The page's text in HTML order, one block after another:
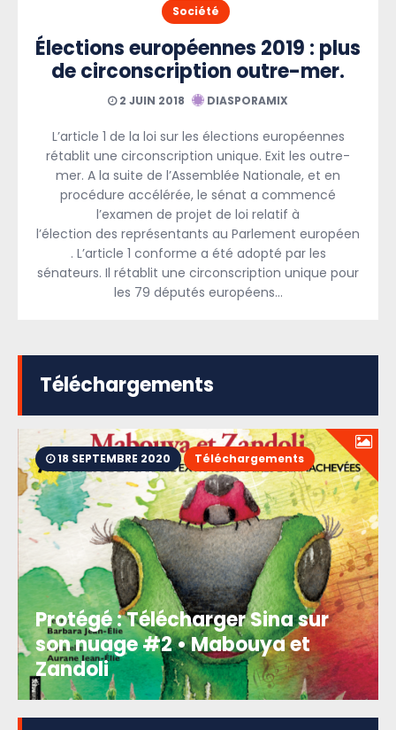
Société
Élections européennes 2019 : plus
de circonscription outre-mer.
2 JUIN 2018 DIASPORAMIX
L’article 1 de la loi sur les élections européennes
rétablit une circonscription unique. Exit les outre-
mer. A la suite de l’Assemblée Nationale, et en
procédure accélérée, le sénat a commencé
l’examen de projet de loi relatif à
l’élection des représentants au Parlement européen
. L’article 1 conforme a été adopté par les
sénateurs. Il rétablit une circonscription unique pour
les 79 députés européens…
Téléchargements
18 SEPTEMBRE 2020 Téléchargements
Protégé : Télécharger Sina sur
son nuage #2 • Mabouya et
Zandoli